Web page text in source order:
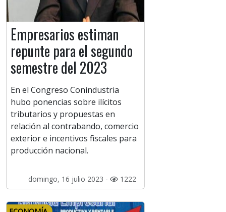
Empresarios estiman
repunte para el segundo
semestre del 2023
En el Congreso Conindustria
hubo ponencias sobre ilícitos
tributarios y propuestas en
relación al contrabando, comercio
exterior e incentivos fiscales para
producción nacional.
domingo, 16 julio 2023 - 1222